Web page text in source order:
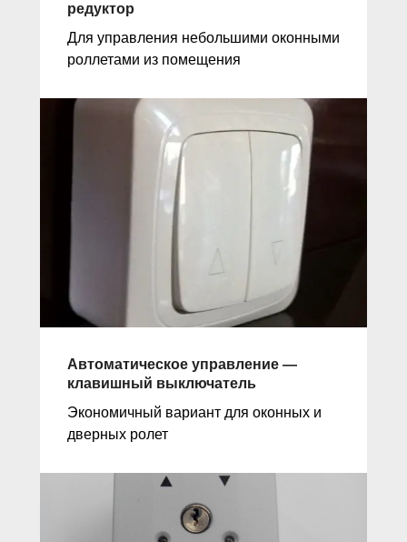
редуктор
Для управления небольшими оконными
роллетами из помещения
Автоматическое управление —
клавишный выключатель
Экономичный вариант для оконных и
дверных ролет